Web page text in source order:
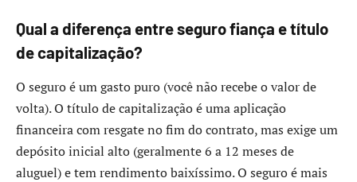
Qual a diferença entre seguro fiança e título
de capitalização?
O seguro é um gasto puro (você não recebe o valor de
volta). O título de capitalização é uma aplicação
financeira com resgate no fim do contrato, mas exige um
depósito inicial alto (geralmente 6 a 12 meses de
aluguel) e tem rendimento baixíssimo. O seguro é mais